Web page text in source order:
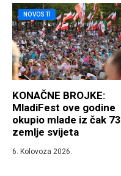
NOVOSTI
KONAČNE BROJKE:
MladiFest ove godine
okupio mlade iz čak 73
zemlje svijeta
6. Kolovoza 2026.